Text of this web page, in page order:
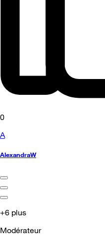
0
A
AlexandraW
+6 plus
Modérateur